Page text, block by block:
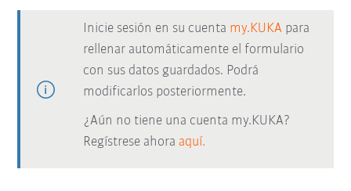
Inicie sesión en su cuenta my.KUKA para
rellenar automáticamente el formulario
con sus datos guardados. Podrá
modificarlos posteriormente.
¿Aún no tiene una cuenta my.KUKA?
Regístrese ahora aquí.